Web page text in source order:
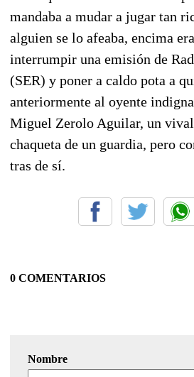
mandaba a mudar a jugar tan
alguien se lo afeaba, encima
interrumpir una emisión de
(SER) y poner a caldo pota a
anteriormente al oyente
Miguel Zerolo Aguilar, un
chaqueta de un guardia, pero
tras de sí.
0 COMENTARIOS
Nombre